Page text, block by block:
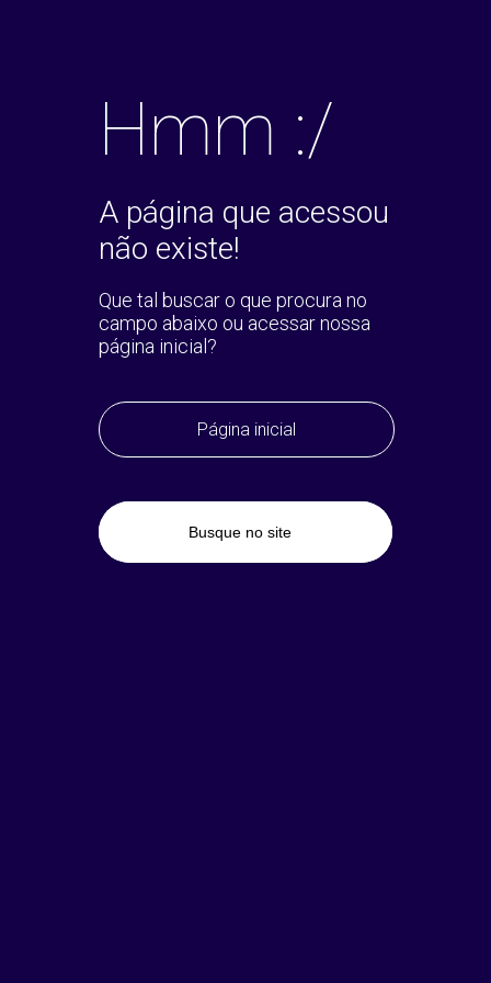
Hmm :/
A página que acessou
não existe!
Que tal buscar o que procura no
campo abaixo ou acessar nossa
página inicial?
Página inicial